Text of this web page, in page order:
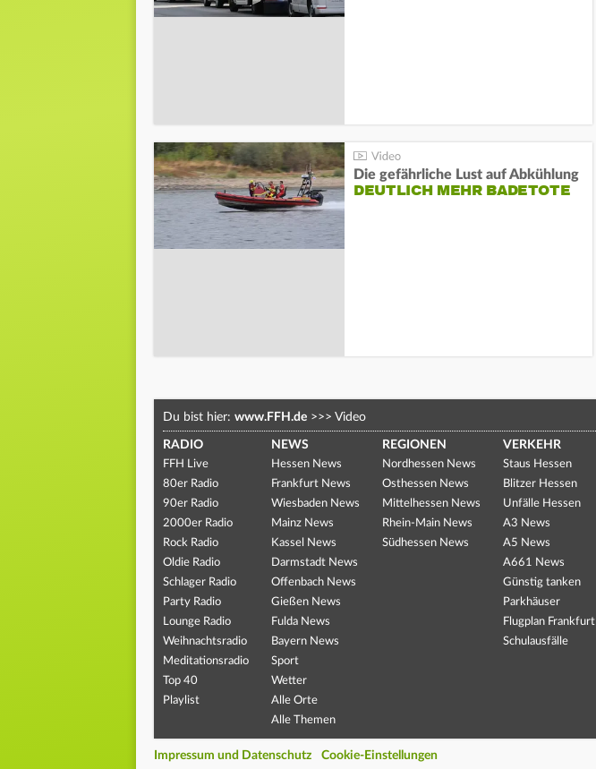
Die gefährliche Lust auf Abkühlung
DEUTLICH MEHR BADETOTE
Du bist hier: www.FFH.de >>> Video
RADIO
FFH Live
80er Radio
90er Radio
2000er Radio
Rock Radio
Oldie Radio
Schlager Radio
Party Radio
Lounge Radio
Weihnachtsradio
Meditationsradio
Top 40
Playlist
NEWS
Hessen News
Frankfurt News
Wiesbaden News
Mainz News
Kassel News
Darmstadt News
Offenbach News
Gießen News
Fulda News
Bayern News
Sport
Wetter
Alle Orte
Alle Themen
REGIONEN
Nordhessen News
Osthessen News
Mittelhessen News
Rhein-Main News
Südhessen News
VERKEHR
Staus Hessen
Blitzer Hessen
Unfälle Hessen
A3 News
A5 News
A661 News
Günstig tanken
Parkhäuser
Flugplan Frankfurt
Schulausfälle
Impressum und Datenschutz Cookie-Einstellungen